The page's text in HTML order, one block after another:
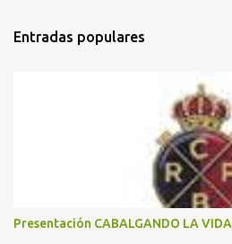
e
s
Entradas populares
Presentación CABALGANDO LA VIDA